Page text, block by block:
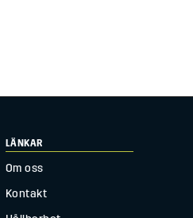
LÄNKAR
Om oss
Kontakt